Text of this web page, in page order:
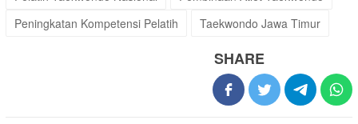
Peningkatan Kompetensi Pelatih
Taekwondo Jawa Timur
SHARE